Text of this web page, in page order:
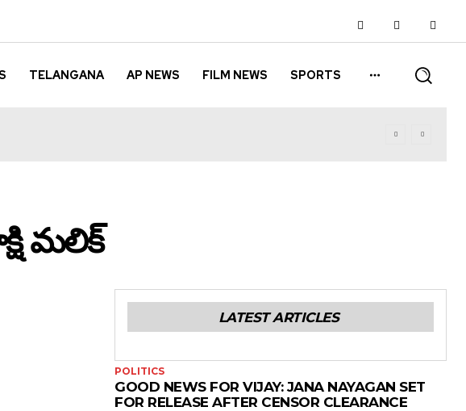
TELANGANA AP NEWS FILM NEWS SPORTS
మలిక్
LATEST ARTICLES
POLITICS
GOOD NEWS FOR VIJAY: JANA NAYAGAN SET
FOR RELEASE AFTER CENSOR CLEARANCE